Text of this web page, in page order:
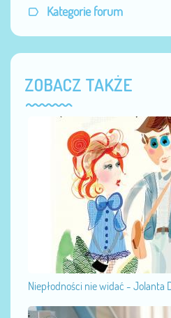
Kategorie forum
ZOBACZ TAKŻE
Niepłodności nie widać - Jolanta